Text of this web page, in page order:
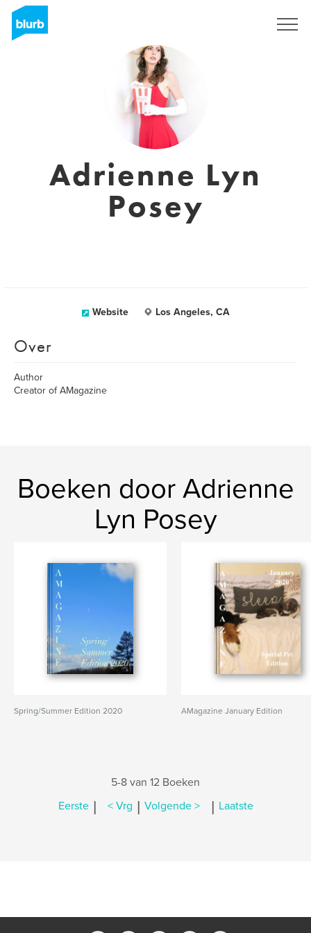
Adrienne Lyn
Posey
Website Los Angeles, CA
Over
Author
Creator of AMagazine
Boeken door Adrienne
Lyn Posey
Spring/Summer Edition 2020 AMagazine January Edition
5-8 van 12 Boeken
Eerste | < Vrg | Volgende > | Laatste